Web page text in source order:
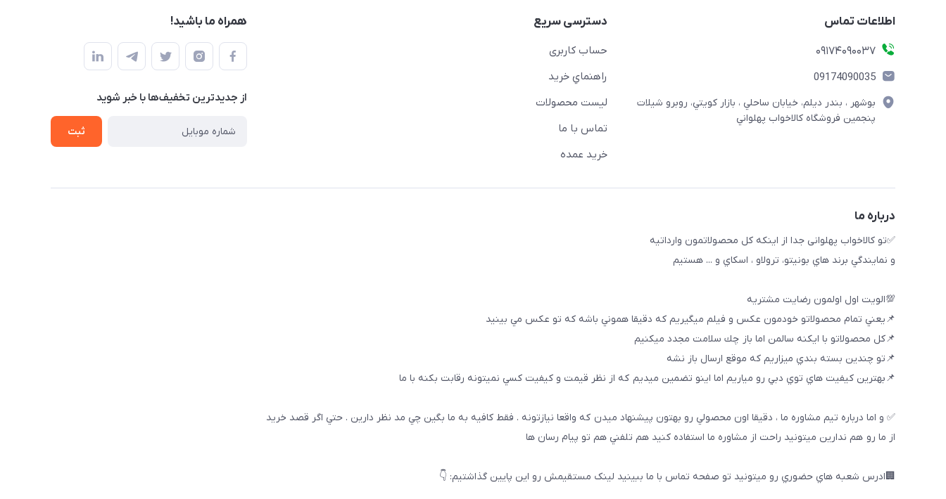
اطلاعات تماس
09174090037
09174090035
بوشهر ، بندر ديلم، خيابان ساحلي ، بازار كويتي، روبرو شيلات
پنجمين فروشگاه كالاخواب پهلواني
دسترسی سریع
حساب کاربری
راهنماي خريد
لیست محصولات
تماس با ما
خريد عمده
همراه ما باشید!
از جدید‌ترین تخفیف‌ها با‌ خبر شوید
ثبت
درباره ما
✅تو كالاخواب پهلوانى جدا از اينكه كل محصولاتمون وارداتيه
و نمايندگي برند هاي بونيتو، ترولاو ، اسكاي و ... هستيم
💯الويت اول اولمون رضايت مشتريه
📌يعني تمام محصولاتو خودمون عكس و فيلم ميگيريم كه دقيقا هموني باشه كه تو عكس مي بينيد
📌كل محصولاتو با ايكنه سالمن اما باز چك سلامت مجدد ميكنيم
📌تو چندين بسته بندي ميزاريم كه موقع ارسال باز نشه
📌بهترين كيفيت هاي توي دبي رو مياريم اما اينو تضمين ميديم كه از نظر قيمت و كيفيت كسي نميتونه رقابت بكنه با ما
✅ و اما درباره تيم مشاوره ما ، دقيقا اون محصولي رو بهتون پيشنهاد ميدن كه واقعا نيازتونه . فقط كافيه به ما بگين چي مد نظر دارين . حتي اگر قصد خريد
از ما رو هم ندارين ميتونيد راحت از مشاوره ما استفاده كنيد هم تلفني هم تو پيام رسان ها
🏢ادرس شعبه هاي حضوري رو ميتونيد تو صفحه تماس با ما ببینيد لینک مستقیمش رو این پایین گذاشتیم: 👇